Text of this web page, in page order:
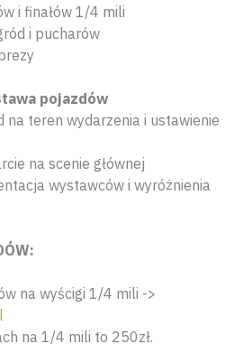
i finałów 1/4 mili
i pucharów
pojazdów
na teren wydarzenia i ustawienie
na scenie głównej
wystawców i wyróżnienia
na wyścigi 1/4 mili ->
na 1/4 mili to 250zł.